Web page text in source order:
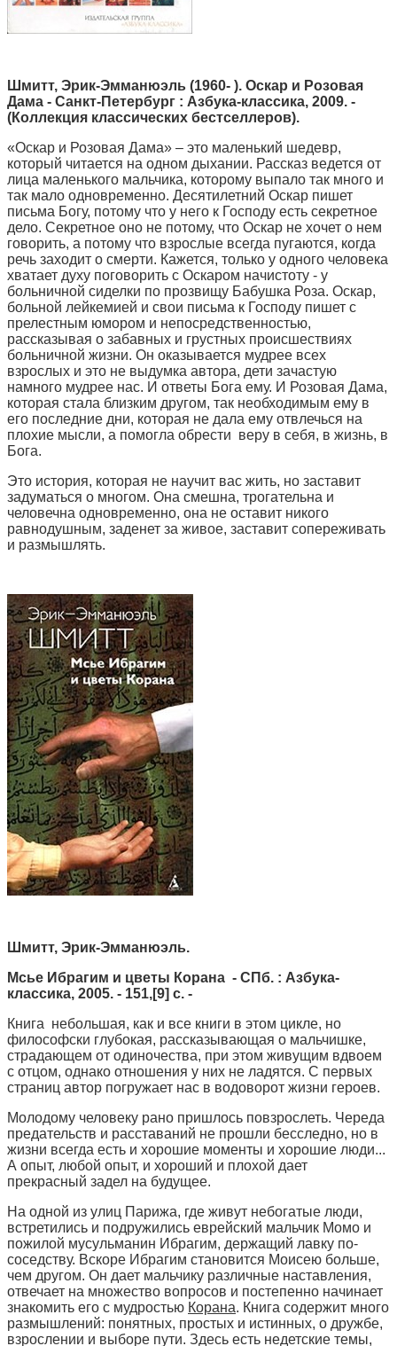
Шмитт, Эрик-Эмманюэль (1960- ). Оскар и Розовая
Дама - Санкт-Петербург : Азбука-классика, 2009. -
(Коллекция классических бестселлеров).
«Оскар и Розовая Дама» – это маленький шедевр,
который читается на одном дыхании. Рассказ ведется от
лица маленького мальчика, которому выпало так много и
так мало одновременно. Десятилетний Оскар пишет
письма Богу, потому что у него к Господу есть секретное
дело. Секретное оно не потому, что Оскар не хочет о нем
говорить, а потому что взрослые всегда пугаются, когда
речь заходит о смерти. Кажется, только у одного человека
хватает духу поговорить с Оскаром начистоту - у
больничной сиделки по прозвищу Бабушка Роза. Оскар,
больной лейкемией и свои письма к Господу пишет с
прелестным юмором и непосредственностью,
рассказывая о забавных и грустных происшествиях
больничной жизни. Он оказывается мудрее всех
взрослых и это не выдумка автора, дети зачастую
намного мудрее нас. И ответы Бога ему. И Розовая Дама,
которая стала близким другом, так необходимым ему в
его последние дни, которая не дала ему отвлечься на
плохие мысли, а помогла обрести веру в себя, в жизнь, в
Бога.
Это история, которая не научит вас жить, но заставит
задуматься о многом. Она смешна, трогательна и
человечна одновременно, она не оставит никого
равнодушным, заденет за живое, заставит сопереживать
и размышлять.
Шмитт, Эрик-Эмманюэль.
Мсье Ибрагим и цветы Корана - СПб. : Азбука-
классика, 2005. - 151,[9] с. -
Книга небольшая, как и все книги в этом цикле, но
философски глубокая, рассказывающая о мальчишке,
страдающем от одиночества, при этом живущим вдвоем
с отцом, однако отношения у них не ладятся. С первых
страниц автор погружает нас в водоворот жизни героев.
Молодому человеку рано пришлось повзрослеть. Череда
предательств и расставаний не прошли бесследно, но в
жизни всегда есть и хорошие моменты и хорошие люди...
А опыт, любой опыт, и хороший и плохой дает
прекрасный задел на будущее.
На одной из улиц Парижа, где живут небогатые люди,
встретились и подружились еврейский мальчик Момо и
пожилой мусульманин Ибрагим, держащий лавку по-
соседству. Вскоре Ибрагим становится Моисею больше,
чем другом. Он дает мальчику различные наставления,
отвечает на множество вопросов и постепенно начинает
знакомить его с мудростью Корана. Книга содержит много
размышлений: понятных, простых и истинных, о дружбе,
взрослении и выборе пути. Здесь есть недетские темы,